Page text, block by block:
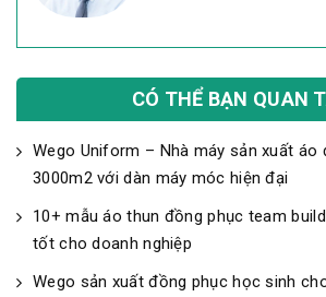
CÓ THỂ BẠN QUAN
Wego Uniform – Nhà máy sản xuất áo
3000m2 với dàn máy móc hiện đại
10+ mẫu áo thun đồng phục team
tốt cho doanh nghiệp
Wego sản xuất đồng phục học sinh